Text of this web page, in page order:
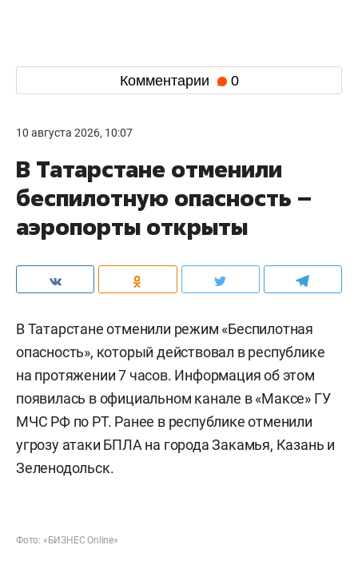
Комментарии 0
10 августа 2026, 10:07
В Татарстане отменили
беспилотную опасность –
аэропорты открыты
В Татарстане отменили режим «Беспилотная
опасность», который действовал в республике
на протяжении 7 часов. Информация об этом
появилась в официальном канале в «Максе» ГУ
МЧС РФ по РТ. Ранее в республике отменили
угрозу атаки БПЛА на города Закамья, Казань и
Зеленодольск.
Фото: «БИЗНЕС Online»